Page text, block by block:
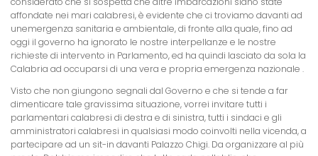
affondate nei mari calabresi, è evidente che ci troviamo davanti ad
unemergenza sanitaria e ambientale, di fronte alla quale, fino ad
oggi il governo ha ignorato le nostre interpellanze e le nostre
richieste di intervento in Parlamento, ed ha quindi lasciato da sola la
Calabria ad occuparsi di una vera e propria emergenza nazionale .
Visto che non giungono segnali dal Governo e che si tende a far
dimenticare tale gravissima situazione, vorrei invitare tutti i
parlamentari calabresi di destra e di sinistra, tutti i sindaci e gli
amministratori calabresi in qualsiasi modo coinvolti nella vicenda, a
partecipare ad un sit-in davanti Palazzo Chigi. Da organizzare al più